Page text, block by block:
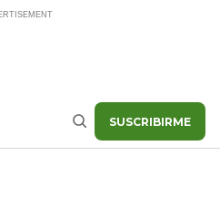
Buscar SUSCRIBIRME